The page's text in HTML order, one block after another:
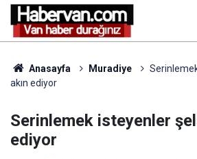
Anasayfa Muradiye
akın ediyor
Serinlemek isteyenler
ediyor